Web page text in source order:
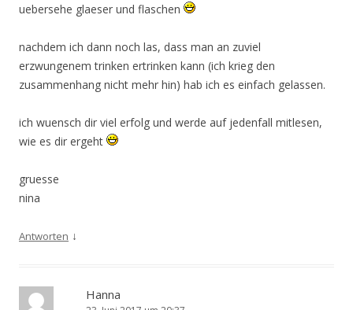
uebersehe glaeser und flaschen
nachdem ich dann noch las, dass man an zuviel
erzwungenem trinken ertrinken kann (ich krieg den
zusammenhang nicht mehr hin) hab ich es einfach gelassen.
ich wuensch dir viel erfolg und werde auf jedenfall mitlesen,
wie es dir ergeht
gruesse
nina
Antworten ↓
Hanna